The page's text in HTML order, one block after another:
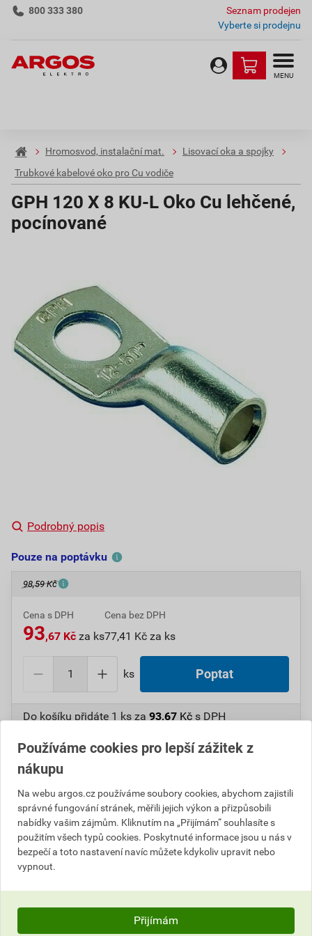
800 333 380
Seznam prodejen
Vyberte si prodejnu
MENU
Hromosvod, instalační mat.
Lisovací oka a spojky
Trubkové kabelové oko pro Cu vodiče
GPH 120 X 8 KU-L Oko Cu lehčené,
pocínované
Podrobný popis
Pouze na poptávku
98,59 Kč
Cena s DPH
93,67 Kč za ks
Cena bez DPH
77,41 Kč za ks
ks Poptat
Do košíku přidáte 1 ks za 93,67 Kč s DPH
Číslo položky:
Výrobky značky:
Popis
GPH 120 X 8 KU-L Oko Cu lehčené, pocínované
Informace o ceně
Používáme cookies pro lepší zážitek z
nákupu
Na webu argos.cz používáme soubory cookies, abychom zajistili
správné fungování stránek, měřili jejich výkon a přizpůsobili
nabídky vašim zájmům. Kliknutím na „Přijímám“ souhlasíte s
použitím všech typů cookies. Poskytnuté informace jsou u nás v
bezpečí a toto nastavení navíc můžete kdykoliv upravit nebo
vypnout.
Přijímám